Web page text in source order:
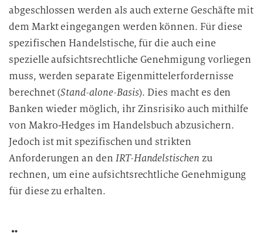
abgeschlossen werden als auch externe Geschäfte mit
dem Markt eingegangen werden können. Für diese
spezifischen Handelstische, für die auch eine
spezielle aufsichtsrechtliche Genehmigung vorliegen
muss, werden separate Eigenmittelerfordernisse
berechnet (Stand-alone-Basis). Dies macht es den
Banken wieder möglich, ihr Zinsrisiko auch mithilfe
von Makro-Hedges im Handelsbuch abzusichern.
Jedoch ist mit spezifischen und strikten
Anforderungen an den IRT-Handelstischen zu
rechnen, um eine aufsichtsrechtliche Genehmigung
für diese zu erhalten.